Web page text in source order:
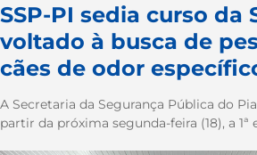
SSP-PI sedia curso da
voltado à busca de
cães de odor
A Secretaria da Segurança Pública do
partir da próxima segunda-feira (18), a 1ª